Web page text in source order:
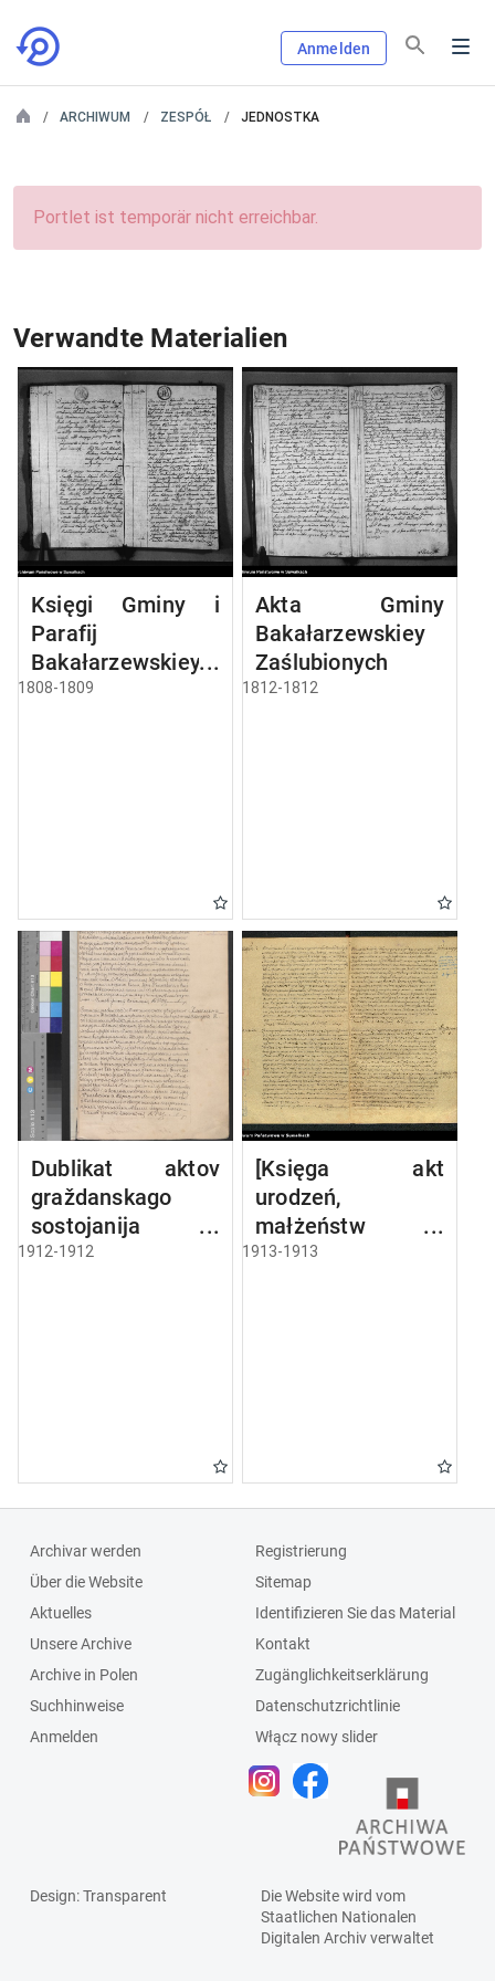
Anmelden
ARCHIWUM ZESPÓŁ JEDNOSTKA
Portlet ist temporär nicht erreichbar.
Verwandte Materialien
Księgi Gminy i
Parafij
Bakałarzewskiey
ślubne 1808 R.
1808-1809
Akta Gminy
Bakałarzewskiey
Zaślubionych
1812-1812
Dublikat aktov
graždanskago
sostojanija
Bakalarževskago
1912-1912
[Księga akt
urodzeń,
małżeństw i
zgonów parafii
1913-1913
Archivar werden
Über die Website
Aktuelles
Unsere Archive
Archive in Polen
Suchhinweise
Anmelden
Registrierung
Sitemap
Identifizieren Sie das Material
Kontakt
Zugänglichkeitserklärung
Datenschutzrichtlinie
Włącz nowy slider
Design: Transparent
Die Website wird vom
Staatlichen Nationalen
Digitalen Archivverwaltet